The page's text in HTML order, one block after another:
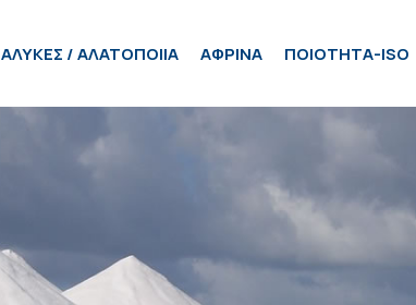
ΑΛΥΚΕΣ / ΑΛΑΤΟΠΟΙΙΑ ΑΦΡΙΝΑ ΠΟΙΟΤΗΤΑ-ISO